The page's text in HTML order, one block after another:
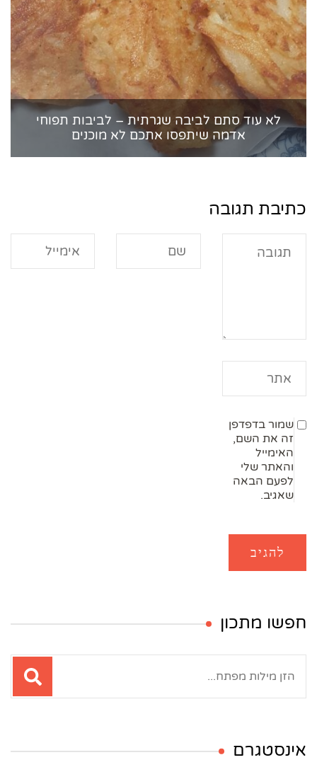
לא עוד סתם לביבה שגרתית – לביבות תפוחי
אדמה שיתפסו אתכם לא מוכנים
כתיבת תגובה
שמור בדפדפן
זה את השם,
האימייל
והאתר שלי
לפעם הבאה
שאגיב.
חפשו מתכון
אינסטגרם